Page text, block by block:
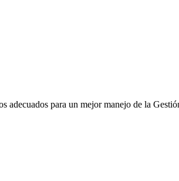
para un mejor manejo de la